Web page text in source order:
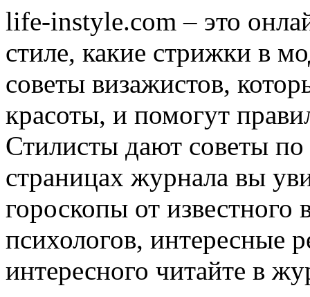
life-instyle.com – это
стиле, какие стрижки в
советы визажистов,
красоты, и помогут
Стилисты дают советы
страницах журнала вы
гороскопы от известного
психологов, интересные
интересного читайте в